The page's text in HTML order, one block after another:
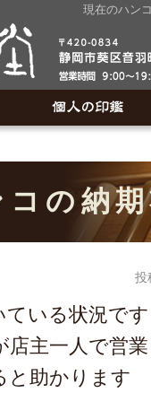
現在のハン
の納
投
ている状況で
主一人で営
と助かります